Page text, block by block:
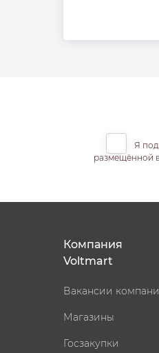
Я
размещённой
Компания
Voltmart
Вакансии
Магазины
Госзакупки